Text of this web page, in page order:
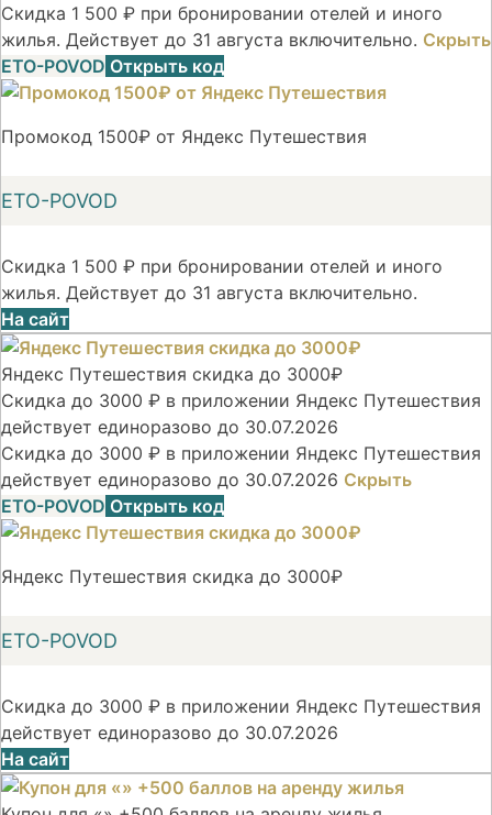
Скидка 1 500 ₽ при бронировании отелей и иного
жилья. Действует до 31 августа включительно. Скрыть
ETO-POVOD Открыть код
Промокод 1500₽ от Яндекс Путешествия
ETO-POVOD
Скидка 1 500 ₽ при бронировании отелей и иного
жилья. Действует до 31 августа включительно.
На сайт
Яндекс Путешествия скидка до 3000₽
Скидка до 3000 ₽ в приложении Яндекс Путешествия
действует единоразово до 30.07.2026
Скидка до 3000 ₽ в приложении Яндекс Путешествия
действует единоразово до 30.07.2026 Скрыть
ETO-POVOD Открыть код
Яндекс Путешествия скидка до 3000₽
ETO-POVOD
Скидка до 3000 ₽ в приложении Яндекс Путешествия
действует единоразово до 30.07.2026
На сайт